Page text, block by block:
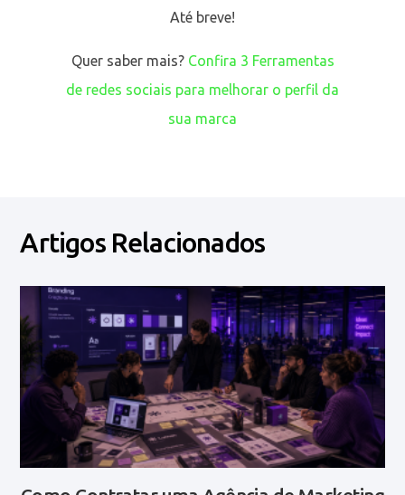
Até breve!
Quer saber mais? Confira 3 Ferramentas
de redes sociais para melhorar o perfil da
sua marca
Artigos Relacionados